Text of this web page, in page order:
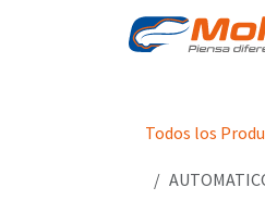
Todos los